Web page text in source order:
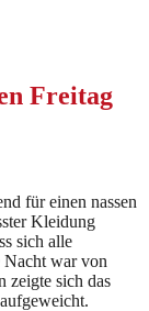
Freitag
für einen nassen
Kleidung
sich alle
Nacht war von
zeigte sich das